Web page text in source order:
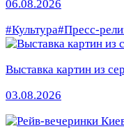
06.08.2026
#Культура#Пресс-
Выставка картин из
03.08.2026